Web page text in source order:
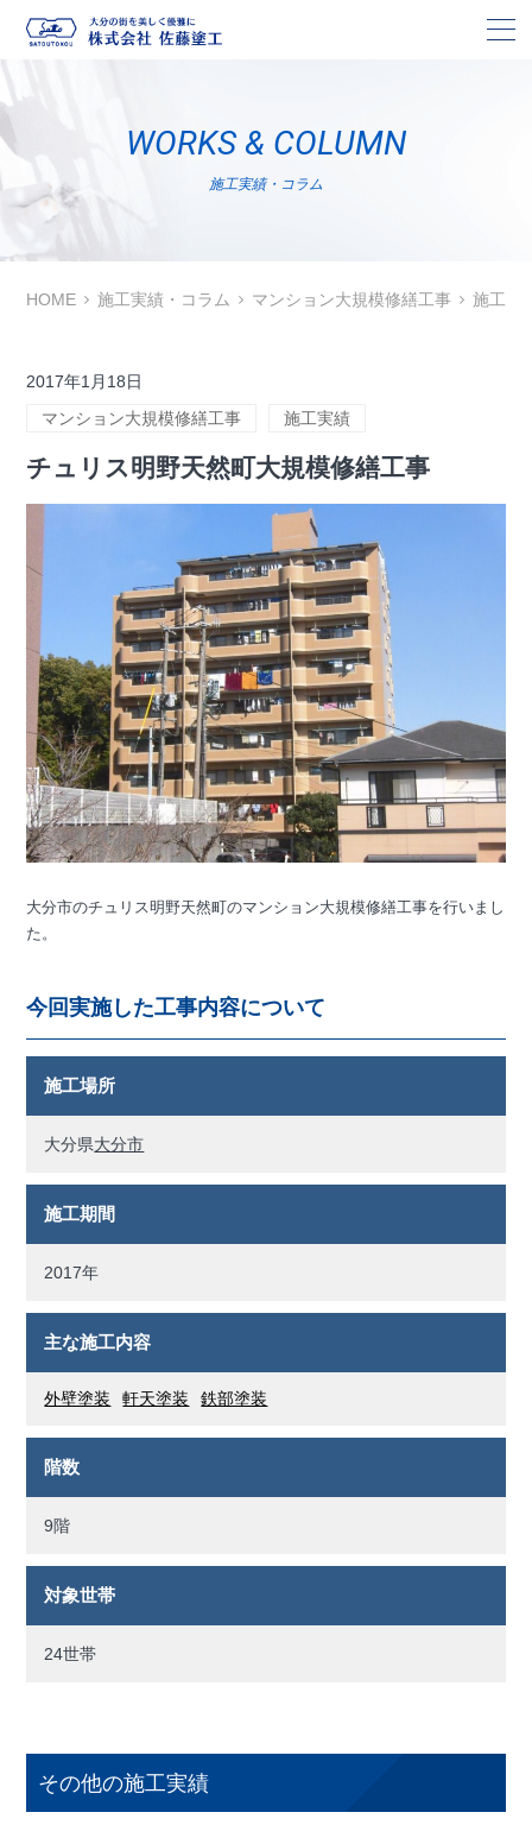
WORKS & COLUMN
施工実績・コラム
HOME 施工実績・コラム マンション大規模修繕工事 施工実
2017年1月18日
マンション大規模修繕工事
施工実績
チュリス明野天然町大規模修繕工事
大分市のチュリス明野天然町のマンション大規模修繕工事を行いまし
た。
今回実施した工事内容について
施工場所
大分県大分市
施工期間
2017年
主な施工内容
外壁塗装 軒天塗装 鉄部塗装
階数
9階
対象世帯
24世帯
その他の施工実績